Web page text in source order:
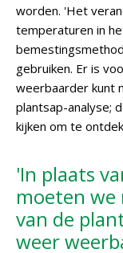
worden. 'Het
temperaturen in
gebruiken. Er is
weerbaarder kunt
plantsap-analyse;
kijken om te
'In plaats
moeten we
van de
weer